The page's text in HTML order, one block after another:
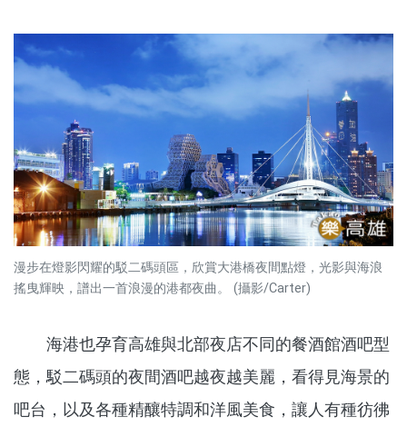
漫步在燈影閃耀的駁二碼頭區，欣賞大港橋夜間點燈，光影與海浪
搖曳輝映，譜出一首浪漫的港都夜曲。 (攝影/Carter)
海港也孕育高雄與北部夜店不同的餐酒館酒吧型
態，駁二碼頭的夜間酒吧越夜越美麗，看得見海景的
吧台，以及各種精釀特調和洋風美食，讓人有種彷彿